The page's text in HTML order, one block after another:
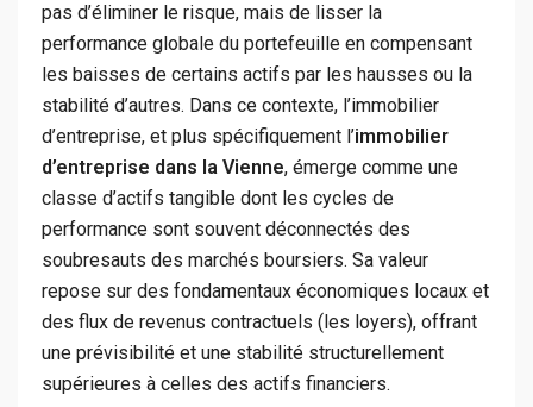
pas d’éliminer le risque, mais de lisser la
performance globale du portefeuille en compensant
les baisses de certains actifs par les hausses ou la
stabilité d’autres. Dans ce contexte, l’immobilier
d’entreprise, et plus spécifiquement l’immobilier
d’entreprise dans la Vienne, émerge comme une
classe d’actifs tangible dont les cycles de
performance sont souvent déconnectés des
soubresauts des marchés boursiers. Sa valeur
repose sur des fondamentaux économiques locaux et
des flux de revenus contractuels (les loyers), offrant
une prévisibilité et une stabilité structurellement
supérieures à celles des actifs financiers.